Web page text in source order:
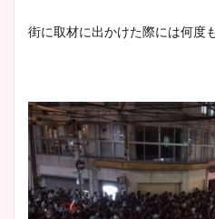
街に取材に出かけた際には何度